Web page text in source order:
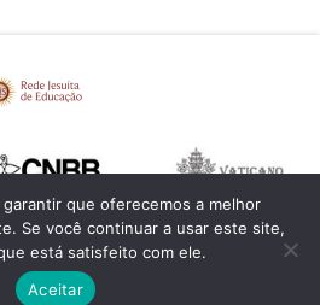
que oferecemos a melhor
Se você continuar a usar este site,
está satisfeito com ele.
Aceitar